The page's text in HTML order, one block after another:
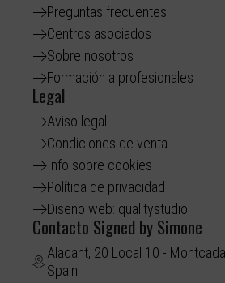
Preguntas frecuentes
Centros asociados
Sobre nosotros
Formación a profesionales
Legal
Aviso legal
Condiciones de venta
Info sobre cookies
Política de privacidad
Diseño web: qualitystudio
Contacto Signed by Simone
Alacant, 20 Local 10 -
Spain